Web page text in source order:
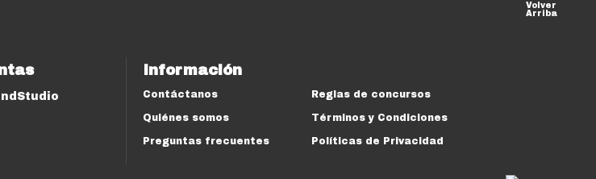
Volver
Arriba
Información
Contáctanos
Quiénes somos
Preguntas frecuentes
Reglas de concursos
Términos y Condiciones
Políticas de Privacidad